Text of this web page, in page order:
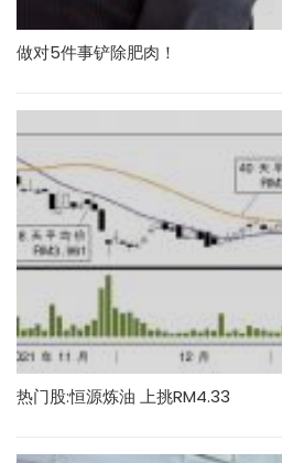
做对5件事铲除肥肉！
热门股:恒源炼油 上挑RM4.33